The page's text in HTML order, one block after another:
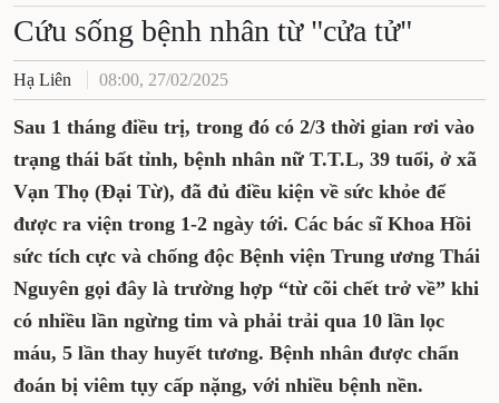
Cứu sống bệnh nhân từ "cửa tử"
Hạ Liên 08:00, 27/02/2025
Sau 1 tháng điều trị, trong đó có 2/3 thời gian rơi vào
trạng thái bất tỉnh, bệnh nhân nữ T.T.L, 39 tuổi, ở xã
Vạn Thọ (Đại Từ), đã đủ điều kiện về sức khỏe để
được ra viện trong 1-2 ngày tới. Các bác sĩ Khoa Hồi
sức tích cực và chống độc Bệnh viện Trung ương Thái
Nguyên gọi đây là trường hợp “từ cõi chết trở về” khi
có nhiều lần ngừng tim và phải trải qua 10 lần lọc
máu, 5 lần thay huyết tương. Bệnh nhân được chẩn
đoán bị viêm tụy cấp nặng, với nhiều bệnh nền.